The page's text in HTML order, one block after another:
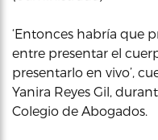
‘Entonces habría que
entre presentar el
presentarlo en vivo’,
Yanira Reyes Gil,
Colegio de Abogados.